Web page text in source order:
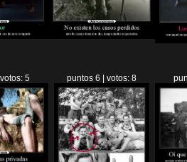
5 puntos 6 | votos: 8